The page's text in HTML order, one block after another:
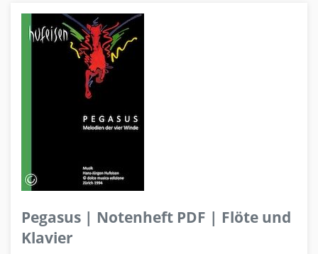
Pegasus | Notenheft PDF | Flöte und
Klavier